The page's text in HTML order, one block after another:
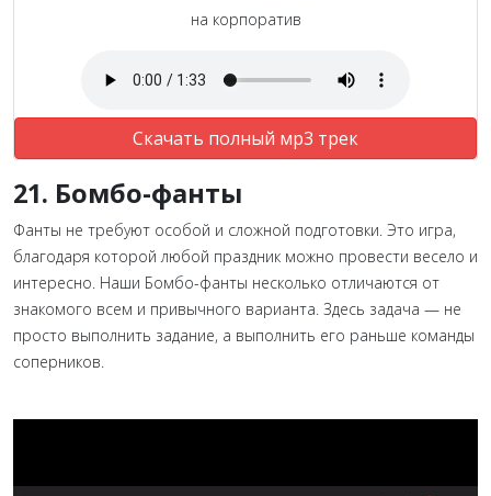
на корпоратив
Скачать полный мр3 трек
21. Бомбо-фанты
Фанты не требуют особой и сложной подготовки. Это игра,
благодаря которой любой праздник можно провести весело и
интересно. Наши Бомбо-фанты несколько отличаются от
знакомого всем и привычного варианта. Здесь задача — не
просто выполнить задание, а выполнить его раньше команды
соперников.